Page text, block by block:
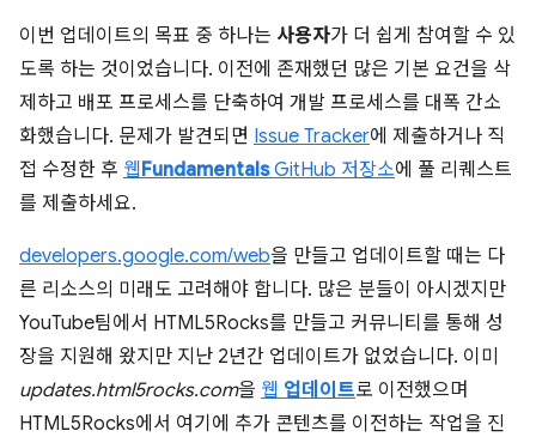
이번 업데이트의 목표 중 하나는 사용자가 더 쉽게 참여할 수 있
도록 하는 것이었습니다. 이전에 존재했던 많은 기본 요건을 삭
제하고 배포 프로세스를 단축하여 개발 프로세스를 대폭 간소
화했습니다. 문제가 발견되면 Issue Tracker에 제출하거나 직
접 수정한 후 웹FundamentalsGitHub 저장소에 풀 리퀘스트
를 제출하세요.
developers.google.com/web을 만들고 업데이트할 때는 다
른 리소스의 미래도 고려해야 합니다. 많은 분들이 아시겠지만
YouTube팀에서 HTML5Rocks를 만들고 커뮤니티를 통해 성
장을 지원해 왔지만 지난 2년간 업데이트가 없었습니다. 이미
updates.html5rocks.com을 웹 업데이트로 이전했으며
HTML5Rocks에서 여기에 추가 콘텐츠를 이전하는 작업을 진